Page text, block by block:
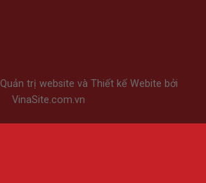
Quản trị website và Thiết kế Webite bởi
VinaSite.com.vn